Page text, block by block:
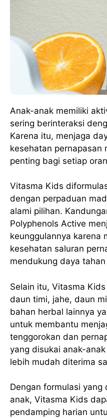
Anak-anak memiliki
sering berinteraksi
Karena itu, menjaga
kesehatan pernapasan
penting bagi setiap
Vitasma Kids
dengan perpaduan
alami pilihan.
Polyphenols Active
keunggulannya karena
kesehatan saluran
mendukung daya
Selain itu, Vitasma
daun timi, jahe, daun
bahan herbal lainnya
untuk membantu
tenggorokan dan
yang disukai anak-
lebih mudah diterima
Dengan formulasi
anak, Vitasma Kids
pendamping harian